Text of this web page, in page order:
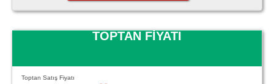
TOPTAN FİYATI
Toptan Satış Fiyatı